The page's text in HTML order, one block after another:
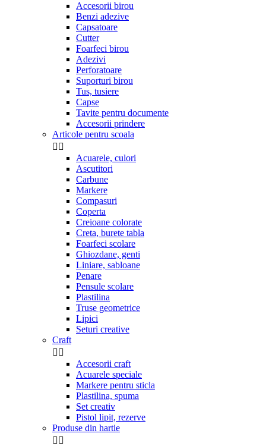
Accesorii birou
Benzi adezive
Capsatoare
Cutter
Foarfeci birou
Adezivi
Perforatoare
Suporturi birou
Tus, tusiere
Capse
Tavite pentru documente
Accesorii prindere
Articole pentru scoala
 
Acuarele, culori
Ascutitori
Carbune
Markere
Compasuri
Coperta
Creioane colorate
Creta, burete tabla
Foarfeci scolare
Ghiozdane, genti
Liniare, sabloane
Penare
Pensule scolare
Plastilina
Truse geometrice
Lipici
Seturi creative
Craft
 
Accesorii craft
Acuarele speciale
Markere pentru sticla
Plastilina, spuma
Set creativ
Pistol lipit, rezerve
Produse din hartie
 